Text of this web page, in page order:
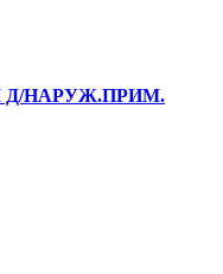
Д/НАРУЖ.ПРИМ.